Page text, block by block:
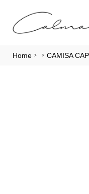
Home > > CAMISA